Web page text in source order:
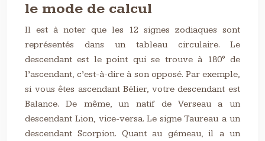
le mode de calcul
Il est à noter que les 12 signes zodiaques sont
représentés dans un tableau circulaire. Le
descendant est le point qui se trouve à 180° de
l’ascendant, c’est-à-dire à son opposé. Par exemple,
si vous êtes ascendant Bélier, votre descendant est
Balance. De même, un natif de Verseau a un
descendant Lion, vice-versa. Le signe Taureau a un
descendant Scorpion. Quant au gémeau, il a un